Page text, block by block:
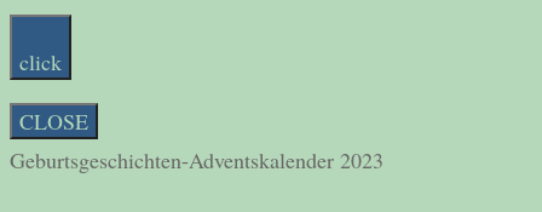
click
CLOSE
Geburtsgeschichten-Adventskalender 2023